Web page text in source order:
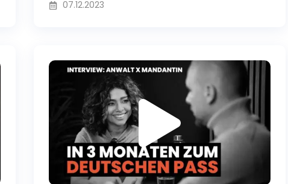
i
r
07.12.2023
R
e